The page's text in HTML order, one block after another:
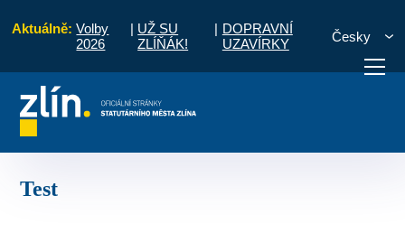
Aktuálně: Volby
2026
| UŽ SU
ZLÍŇÁK!
| DOPRAVNÍ
UZAVÍRKY
Česky
Test